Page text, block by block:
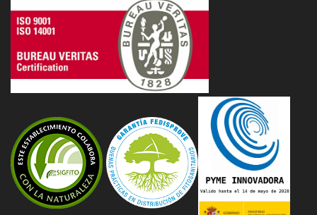
16/11/2022
Ensayo de abonado en cereal: Trigo de regadío 2022